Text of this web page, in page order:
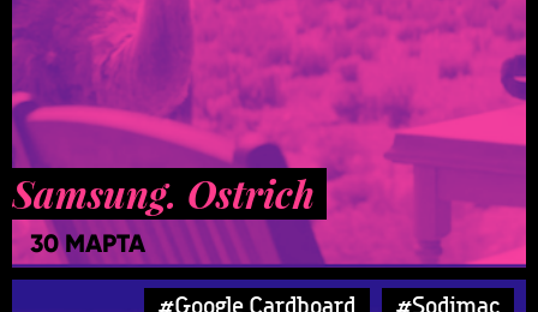
Samsung. Ostrich
30 МАРТА
#Google Cardboard
#Sodimac